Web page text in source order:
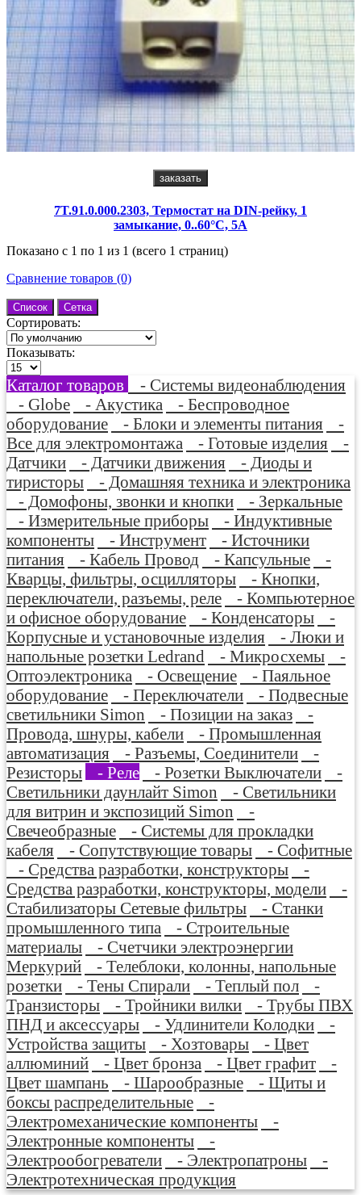
заказать
7T.91.0.000.2303, Термостат на DIN-рейку, 1
замыкание, 0..60°C, 5A
Показано с 1 по 1 из 1 (всего 1 страниц)
Сравнение товаров (0)
Список Сетка
Сортировать:
Показывать:
Каталог товаров
- Системы видеонаблюдения
- Globe
- Акустика
- Беспроводное
оборудование
- Блоки и элементы питания
-
Все для электромонтажа
- Готовые изделия
-
Датчики
- Датчики движения
- Диоды и
тиристоры
- Домашняя техника и электроника
- Домофоны, звонки и кнопки
- Зеркальные
- Измерительные приборы
- Индуктивные
компоненты
- Инструмент
- Источники
питания
- Кабель Провод - Капсульные
-
Кварцы, фильтры, осцилляторы
- Кнопки,
переключатели, разъемы, реле
- Компьютерное
и офисное оборудование
- Конденсаторы
-
Корпусные и установочные изделия
- Люки и
напольные розетки Ledrand
- Микросхемы
-
Оптоэлектроника
- Освещение
- Паяльное
оборудование
- Переключатели
- Подвесные
светильники Simon
- Позиции на заказ
-
Провода, шнуры, кабели
- Промышленная
автоматизация
- Разъемы, Соединители
-
Резисторы
- Реле - Розетки Выключатели
-
Светильники даунлайт Simon
- Светильники
для витрин и экспозиций Simon
-
Свечеобразные
- Системы для прокладки
кабеля
- Сопутствующие товары
- Софитные
- Средства разработки, конструкторы
-
Средства разработки, конструкторы, модели
-
Стабилизаторы Сетевые фильтры
- Станки
промышленного типа
- Строительные
материалы
- Счетчики электроэнергии
Меркурий
- Телеблоки, колонны, напольные
розетки
- Тены Спирали - Теплый пол
-
Транзисторы
- Тройники вилки
- Трубы ПВХ
ПНД и аксессуары
- Удлинители Колодки
-
Устройства защиты
- Хозтовары
- Цвет
аллюминий
- Цвет бронза - Цвет графит
-
Цвет шампань
- Шарообразные
- Щиты и
боксы распределительные
-
Электромеханические компоненты
-
Электронные компоненты
-
Электрообогреватели
- Электропатроны
-
Электротехническая продукция